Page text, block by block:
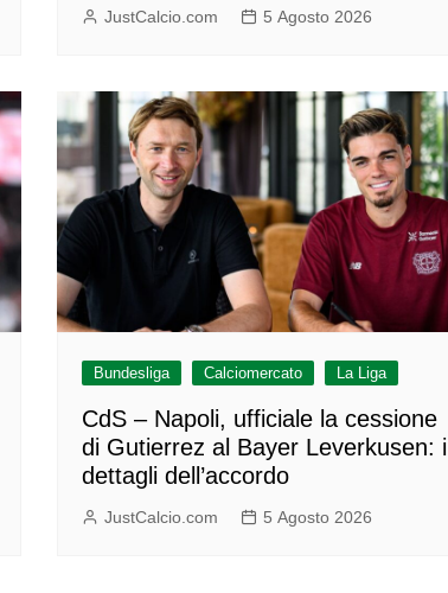
JustCalcio.com 5 Agosto 2026
Bundesliga Calciomercato La Liga
CdS – Napoli, ufficiale la cessione
di Gutierrez al Bayer Leverkusen: i
dettagli dell’accordo
JustCalcio.com 5 Agosto 2026